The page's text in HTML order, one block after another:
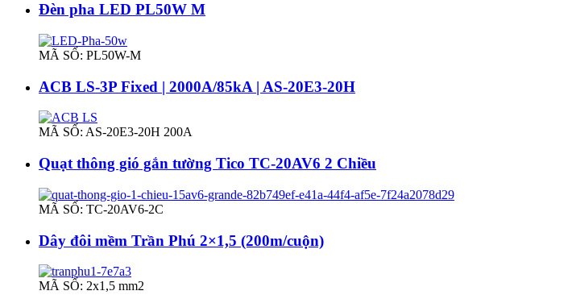
Đèn pha LED PL50W M
MÃ SỐ: PL50W-M
ACB LS-3P Fixed | 2000A/85kA | AS-20E3-20H
MÃ SỐ: AS-20E3-20H 200A
Quạt thông gió gắn tường Tico TC-20AV6 2 Chiều
MÃ SỐ: TC-20AV6-2C
Dây đôi mềm Trần Phú 2×1,5 (200m/cuộn)
MÃ SỐ: 2x1,5 mm2